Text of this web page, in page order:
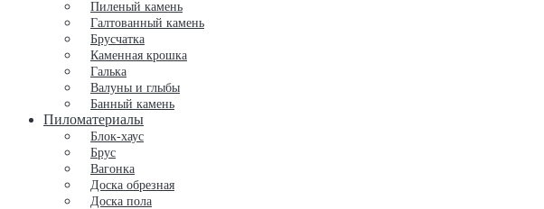
Пиленый камень
Галтованный камень
Брусчатка
Каменная крошка
Галька
Валуны и глыбы
Банный камень
Пиломатериалы
Блок-хаус
Брус
Вагонка
Доска обрезная
Доска пола